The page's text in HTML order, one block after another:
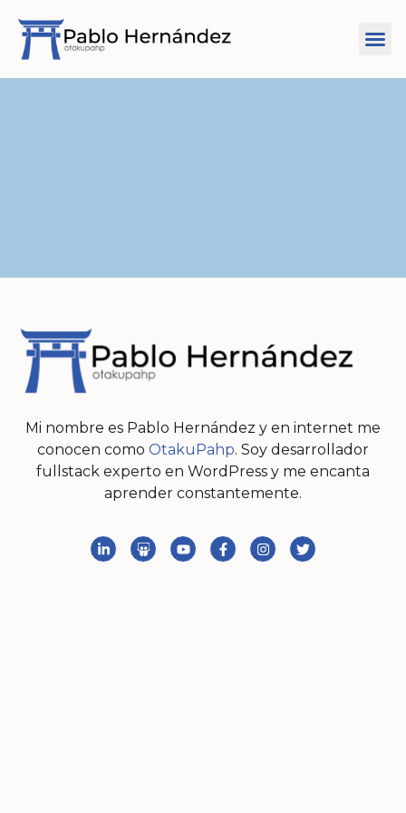
Mi nombre es Pablo Hernández y en internet me
conocen como OtakuPahp. Soy desarrollador
fullstack experto en WordPress y me encanta
aprender constantemente.